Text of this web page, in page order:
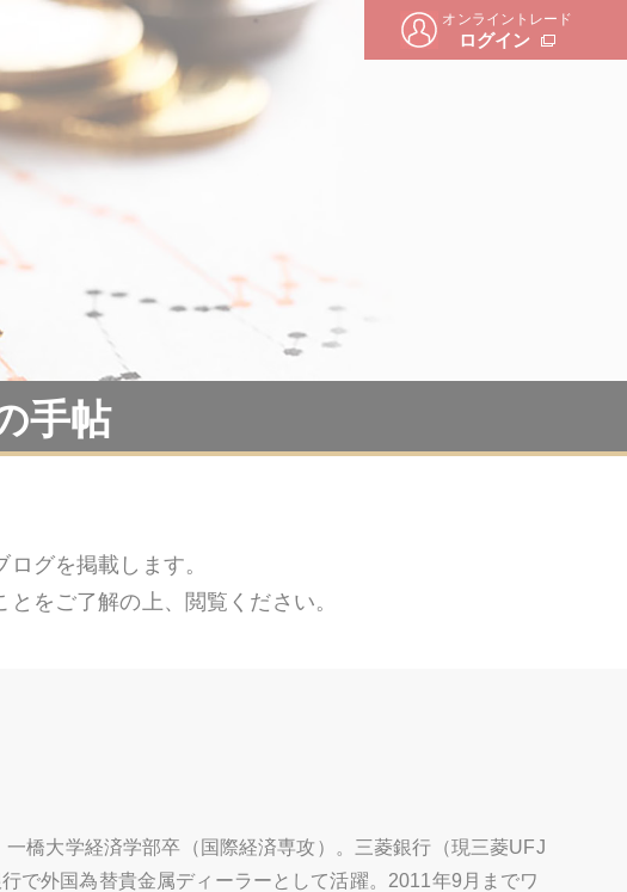
オンライントレード
ログイン
手帖
グを掲載します。
をご了解の上、閲覧ください。
橋大学経済学部卒（国際経済専攻）。三菱銀行（現三菱UFJ
で外国為替貴金属ディーラーとして活躍。2011年9月までワ